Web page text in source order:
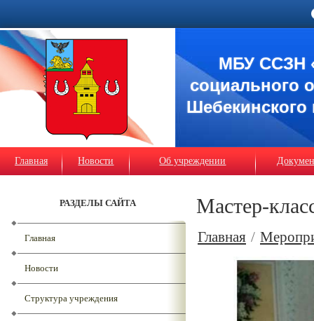
МБУ ССЗН
социального
Шебекинского
Главная Новости Об учреждении
РАЗДЕЛЫ САЙТА
Главная
Новости
Структура учреждения
Мастер-
Главная /